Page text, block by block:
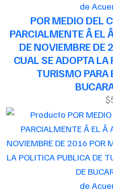
de
POR MEDIO DEL
PARCIALMENTE Â EL
DE NOVIEMBRE DE
CUAL SE ADOPTA
TURISMO PARA
de